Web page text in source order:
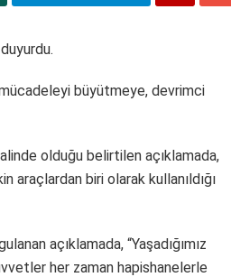
büyütmeye, devrimci
olduğu belirtilen açıklamada,
biri olarak kullanıldığı
açıklamada, “Yaşadığımız
her zaman hapishanelerle